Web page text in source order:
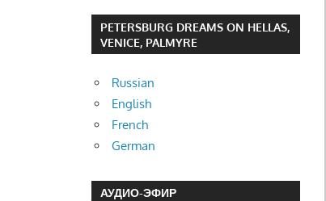
PETERSBURG DREAMS ON HELLAS,
VENICE, PALMYRE
Russian
English
French
German
АУДИО-ЭФИР